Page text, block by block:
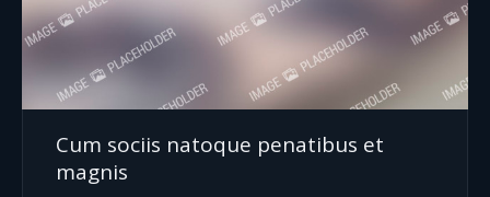
Cum sociis natoque penatibus et
magnis